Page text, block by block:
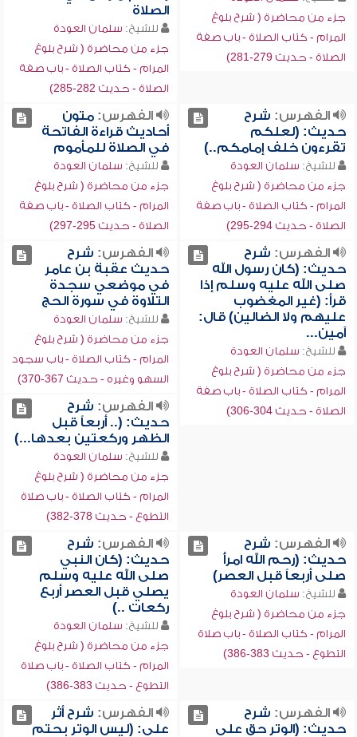
جزء من محاضرة ( شرح بلوغ
المرام - كتاب الصلاة - باب صفة
الصلاة - حديث 279-281)
الصلاة
للشيخ: سلمان العودة
جزء من محاضرة ( شرح بلوغ
المرام - كتاب الصلاة - باب صفة
الصلاة - حديث 282-285)
الفهرس: شرح
حديث: (لعلكم
تقرءون خلف إمامكم..)
للشيخ: سلمان العودة
جزء من محاضرة ( شرح بلوغ
المرام - كتاب الصلاة - باب صفة
الصلاة - حديث 294-295)
الفهرس:متون
أحاديث قراءة الفاتحة
في الصلاة للمأموم
للشيخ: سلمان العودة
جزء من محاضرة ( شرح بلوغ
المرام - كتاب الصلاة - باب صفة
الصلاة - حديث 295-297)
الفهرس: شرح
حديث: (كان رسول الله
صلى الله عليه وسلم إذا
قرأ: (غير المغضوب
عليهم ولا الضالين) قال:
آمين...
للشيخ: سلمان العودة
جزء من محاضرة ( شرح بلوغ
المرام - كتاب الصلاة - باب صفة
الصلاة - حديث 304-306)
الفهرس: شرح
حديث عقبة بن عامر
في موضعي سجدة
التلاوة في سورة الحج
للشيخ: سلمان العودة
جزء من محاضرة ( شرح بلوغ
المرام - كتاب الصلاة - باب سجود
السهو وغيره - حديث 367-370)
الفهرس: شرح
حديث: (.. أربعاً قبل
الظهر وركعتين بعدها...)
للشيخ: سلمان العودة
جزء من محاضرة ( شرح بلوغ
المرام - كتاب الصلاة - باب صلاة
التطوع - حديث 378-382)
الفهرس: شرح
حديث: (رحم الله امرأً
صلى أربعاً قبل العصر)
للشيخ: سلمان العودة
جزء من محاضرة ( شرح بلوغ
المرام - كتاب الصلاة - باب صلاة
التطوع - حديث 383-386)
الفهرس: شرح
حديث: (كان النبي
صلى الله عليه وسلم
يصلي قبل العصر أربع
ركعات ..)
للشيخ: سلمان العودة
جزء من محاضرة ( شرح بلوغ
المرام - كتاب الصلاة - باب صلاة
التطوع - حديث 383-386)
الفهرس: شرح
حديث: (الوتر حق على
الفهرس: شرح أثر
علي: (ليس الوتر بحتم